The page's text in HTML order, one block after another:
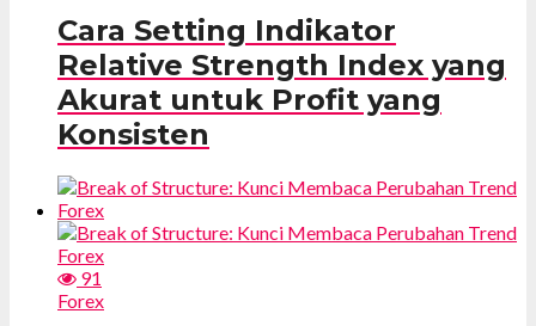
Cara Setting Indikator
Relative Strength Index yang
Akurat untuk Profit yang
Konsisten
91
Forex